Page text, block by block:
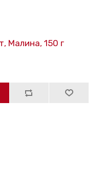
Mалина, 150 г